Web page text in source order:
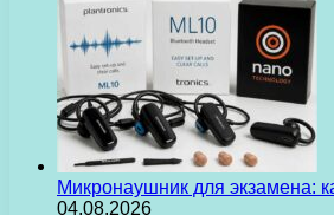
Микронаушник для экзамена:
04.08.2026